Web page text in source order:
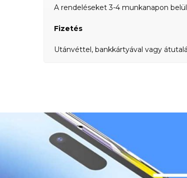
A rendeléseket 3-4 munkanapon
Fizetés
Utánvéttel, bankkártyával vagy